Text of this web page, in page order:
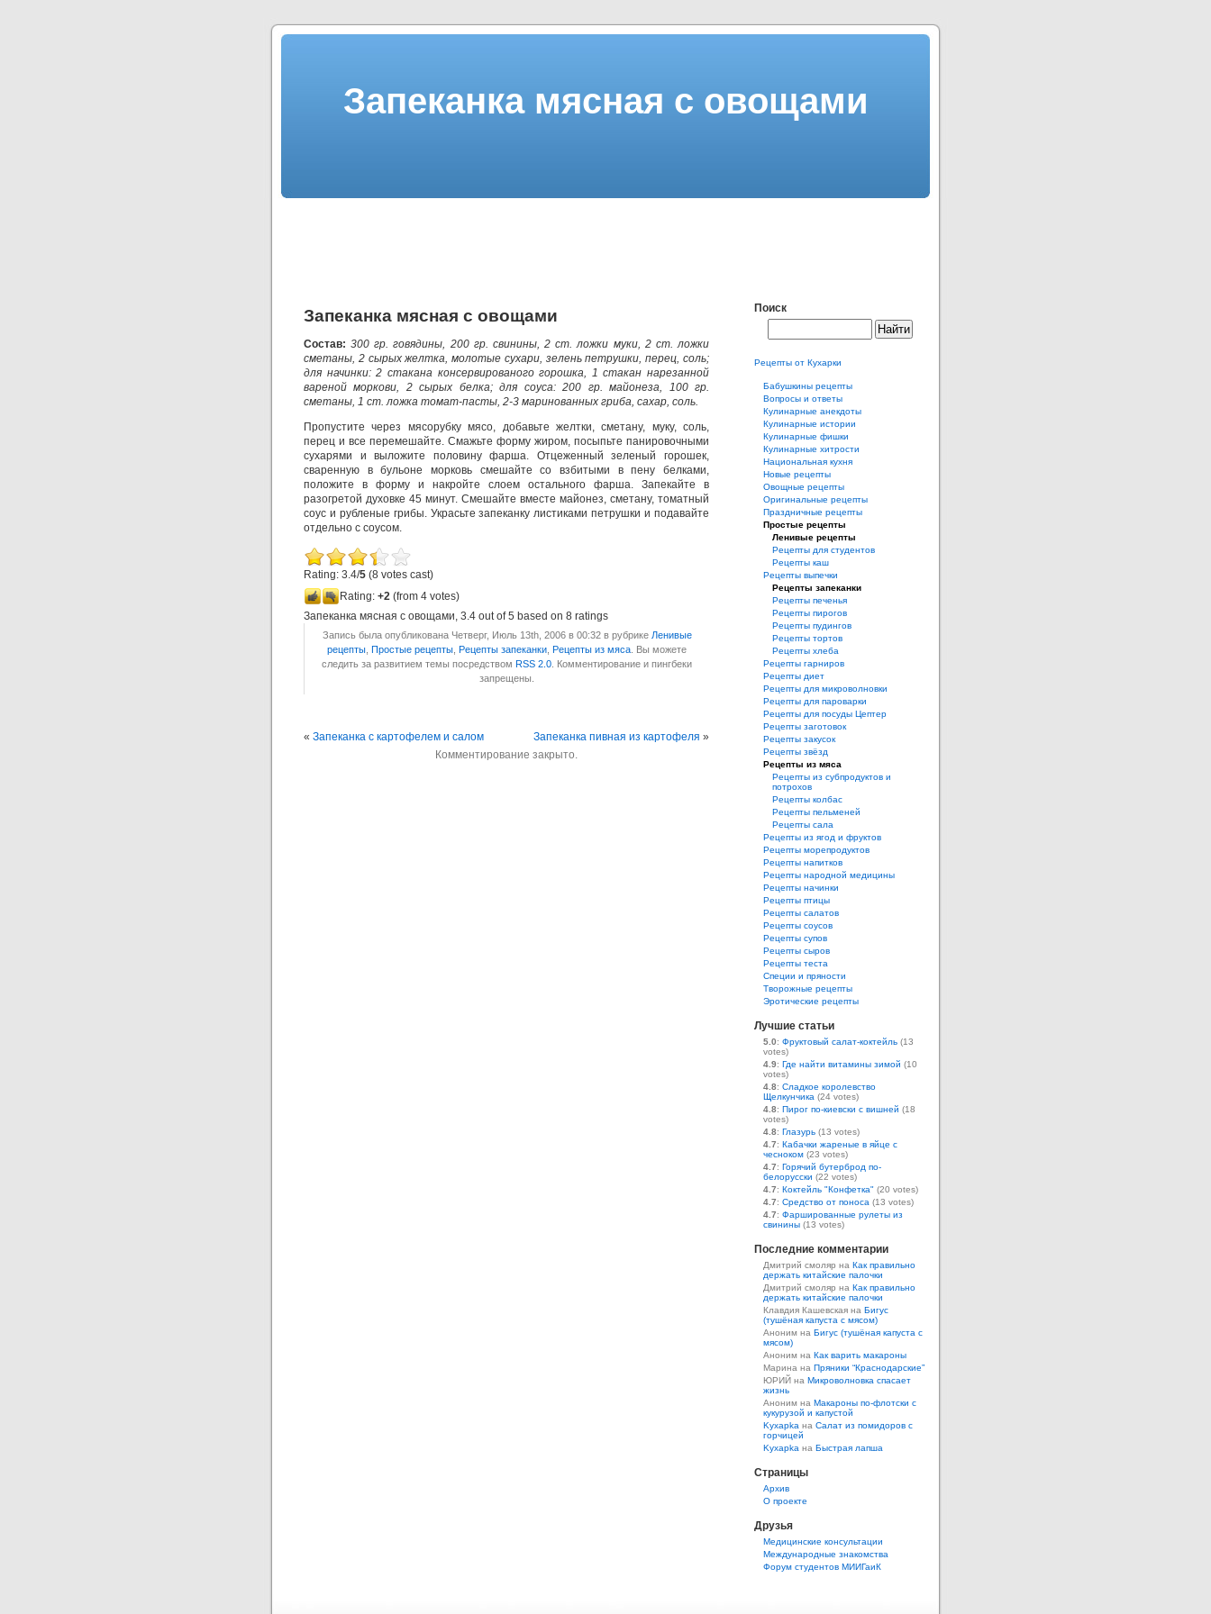
Запеканка мясная с овощами
Запеканка мясная с овощами
Состав:300 гр. говядины, 200 гр. свинины, 2 ст. ложки муки, 2 ст. ложки
сметаны, 2 сырых желтка, молотые сухари, зелень петрушки, перец, соль;
для начинки: 2 стакана консервированого горошка, 1 стакан нарезанной
вареной моркови, 2 сырых белка; для соуса: 200 гр. майонеза, 100 гр.
сметаны, 1 ст. ложка томат-пасты, 2-3 маринованных гриба, сахар, соль.
Пропустите через мясорубку мясо, добавьте желтки, сметану, муку, соль,
перец и все перемешайте. Смажьте форму жиром, посыпьте панировочными
сухарями и выложите половину фарша. Отцеженный зеленый горошек,
сваренную в бульоне морковь смешайте со взбитыми в пену белками,
положите в форму и накройте слоем остального фарша. Запекайте в
разогретой духовке 45 минут. Смешайте вместе майонез, сметану, томатный
соус и рубленые грибы. Украсьте запеканку листиками петрушки и подавайте
отдельно с соусом.
Rating: 3.4/5 (8 votes cast)
Rating: +2 (from 4 votes)
Запеканка мясная с овощами, 3.4 out of5 based on 8 ratings
Запись была опубликована Четверг, Июль 13th, 2006 в 00:32 в рубрике Ленивые
рецепты Простые рецепты Рецепты запеканки Рецепты из мяса . Вы можете
следить за развитием темы посредством RSS 2.0 . Комментирование и пингбеки
запрещены.
« Запеканка с картофелем и салом Запеканка пивная из картофеля »
Комментирование закрыто.
Поиск
Рецепты от Кухарки
Бабушкины рецепты
Вопросы и ответы
Кулинарные анекдоты
Кулинарные истории
Кулинарные фишки
Кулинарные хитрости
Национальная кухня
Новые рецепты
Овощные рецепты
Оригинальные рецепты
Праздничные рецепты
Простые рецепты
Ленивые рецепты
Рецепты для студентов
Рецепты каш
Рецепты выпечки
Рецепты запеканки
Рецепты печенья
Рецепты пирогов
Рецепты пудингов
Рецепты тортов
Рецепты хлеба
Рецепты гарниров
Рецепты диет
Рецепты для микроволновки
Рецепты для пароварки
Рецепты для посуды Цептер
Рецепты заготовок
Рецепты закусок
Рецепты звёзд
Рецепты из мяса
Рецепты из субпродуктов и
потрохов
Рецепты колбас
Рецепты пельменей
Рецепты сала
Рецепты из ягод и фруктов
Рецепты морепродуктов
Рецепты напитков
Рецепты народной медицины
Рецепты начинки
Рецепты птицы
Рецепты салатов
Рецепты соусов
Рецепты супов
Рецепты сыров
Рецепты теста
Специи и пряности
Творожные рецепты
Эротические рецепты
Лучшие статьи
5.0: Фруктовый салат-коктейль (13
votes)
4.9: Где найти витамины зимой (10
votes)
4.8: Сладкое королевство
Щелкунчика (24 votes)
4.8: Пирог по-киевски с вишней (18
votes)
4.8: Глазурь (13 votes)
4.7: Кабачки жареные в яйце с
чесноком (23 votes)
4.7: Горячий бутерброд по-
белорусски (22 votes)
4.7: Коктейль "Конфетка" (20 votes)
4.7: Средство от поноса (13 votes)
4.7: Фаршированные рулеты из
свинины (13 votes)
Последние комментарии
Дмитрий смоляр на Как правильно
держать китайские палочки
Дмитрий смоляр на Как правильно
держать китайские палочки
Клавдия Кашевская на Бигус
(тушёная капуста с мясом)
Аноним на Бигус (тушёная капуста с
мясом)
Аноним на Как варить макароны
Марина на Пряники “Краснодарские”
ЮРИЙ на Микроволновка спасает
жизнь
Аноним на Макароны по-флотски с
кукурузой и капустой
Kyxapka на Салат из помидоров с
горчицей
Kyxapka на Быстрая лапша
Страницы
Aрхив
О проекте
Друзья
Медицинские консультации
Международные знакомства
Форум студентов МИИГаиК